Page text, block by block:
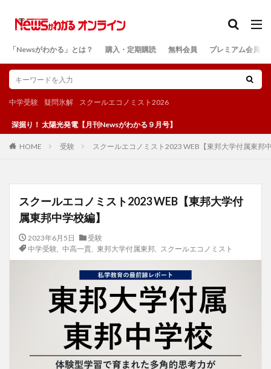
「Newsがわかる」とは？ 購入・定期購読 無料会員 プレミアム会員
中学受験 疑問氷解 スクールエコノミスト2026
太陽光発電【月刊Newsがわかる９月号】
HOME 受験 スクールエコノミスト2023 WEB【東邦大学付属東邦
スクールエコノミスト2023 WEB【東邦大学付
属東邦中学校編】
2023年6月5日
受験
中学受験, 中高一貫, 東邦大学付属東邦, スクールエコノミスト
検索